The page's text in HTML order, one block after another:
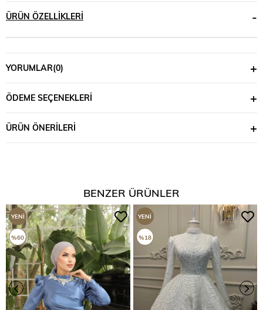
ÜRÜN ÖZELLIKLERI
YORUMLAR(0)
ÖDEME SEÇENEKLERI
ÜRÜN ÖNERILERI
BENZER ÜRÜNLER
YENI
ÜRÜN
%60
YENI
ÜRÜN
%18